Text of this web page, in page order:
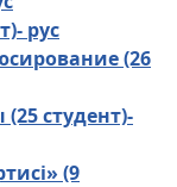
рус
(26
студент)-
(9